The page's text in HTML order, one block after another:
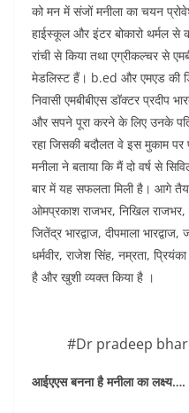
को मन में संजों मनीला का चयन
हाईस्कूल और इंटर बोकारो थर्मल से
रांची से किया तथा एग्रीकल्चर से
मेडलिस्ट हैं। b.ed और एमएड की
निवासी एमबीबीएस डॉक्टर प्रदीप
और सपने पूरा करने के लिए उनके पति
रहा जिसकी बदौलत वे इस मुकाम पर
मनीला ने बताया कि मैं दो वर्ष से
बार में यह सफलता मिली है। आगे
ओमप्रकाश राजभर, निखिल राजभर,
जितेंद्र भारद्वाज, दीपमाला
धर्मवीर, राजेश सिंह, नम्रता,
है और खुशी व्यक्त किया है ‌।
#Dr pradeep
आईएएस बनना है मनीला का लक्ष्य….